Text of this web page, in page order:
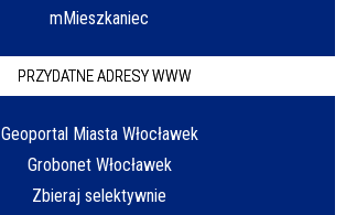
mMieszkaniec
PRZYDATNE ADRESY WWW
Geoportal Miasta Włocławek
Grobonet Włocławek
Zbieraj selektywnie